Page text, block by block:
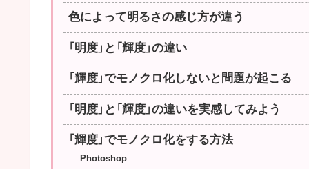
色によって明るさの感じ方が違う
「明度」と「輝度」の違い
「輝度」でモノクロ化しないと問題が起こる
「明度」と「輝度」の違いを実感してみよう
「輝度」でモノクロ化をする方法
Photoshop